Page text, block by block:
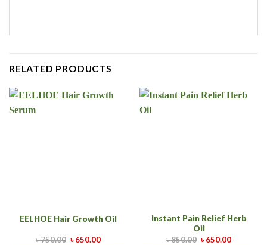
RELATED PRODUCTS
EELHOE Hair Growth Oil
৳750.00 ৳650.00
Instant Pain Relief Herb
Oil
৳850.00 ৳650.00